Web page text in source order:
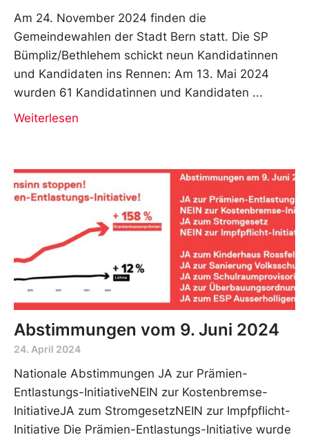
Am 24. November 2024 finden die
Gemeindewahlen der Stadt Bern statt. Die SP
Bümpliz/Bethlehem schickt neun Kandidatinnen
und Kandidaten ins Rennen: Am 13. Mai 2024
wurden 61 Kandidatinnen und Kandidaten
Weiterlesen
Abstimmungen vom 9. Juni 2024
24. April 2024
Nationale Abstimmungen JA zur Prämien-
Entlastungs-InitiativeNEIN zur Kostenbremse-
InitiativeJA zum StromgesetzNEIN zur Impfpflicht-
Initiative Die Prämien-Entlastungs-Initiative wurde